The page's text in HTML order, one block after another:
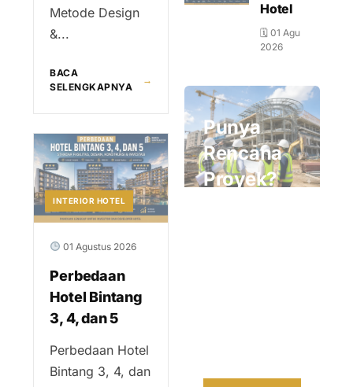
Metode Design
&...
BACA
SELENGKAPNYA
→
INTERIOR HOTEL
01 Agustus 2026
Perbedaan
Hotel Bintang
3, 4, dan 5
Perbedaan Hotel
Bintang 3, 4, dan
Hotel
🗓 01 Agu
2026
Punya
Rencana
Proyek?